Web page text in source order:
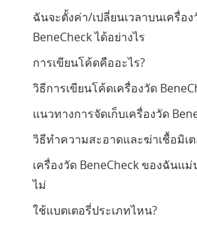
ฉันจะตั้งค่า/เปลี่ยนเวลาบนเครื่อง
BeneCheck ได้อย่างไร
การเขียนโค้ดคืออะไร?
วิธีการเขียนโค้ดเครื่องวัด
แนวทางการจัดเก็บเครื่องวัด
วิธีทำความสะอาดและฆ่าเชื้อมิเ
เครื่องวัด BeneCheck ของฉันแ
ไม่
ใช้แบตเตอรี่ประเภทไหน?